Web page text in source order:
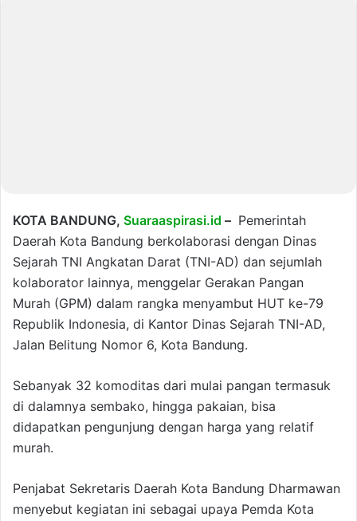
KOTA BANDUNG, Suaraaspirasi.id – Pemerintah
Daerah Kota Bandung berkolaborasi dengan Dinas
Sejarah TNI Angkatan Darat (TNI-AD) dan sejumlah
kolaborator lainnya, menggelar Gerakan Pangan
Murah (GPM) dalam rangka menyambut HUT ke-79
Republik Indonesia, di Kantor Dinas Sejarah TNI-AD,
Jalan Belitung Nomor 6, Kota Bandung.
Sebanyak 32 komoditas dari mulai pangan termasuk
di dalamnya sembako, hingga pakaian, bisa
didapatkan pengunjung dengan harga yang relatif
murah.
Penjabat Sekretaris Daerah Kota Bandung Dharmawan
menyebut kegiatan ini sebagai upaya Pemda Kota